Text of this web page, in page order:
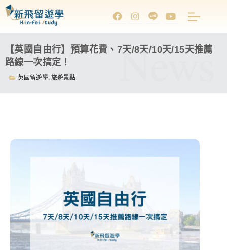
【英國自由行】預算花費、7天/8天/10天/15天推薦
路線一次搞定！
英國留遊學, 旅遊景點 News